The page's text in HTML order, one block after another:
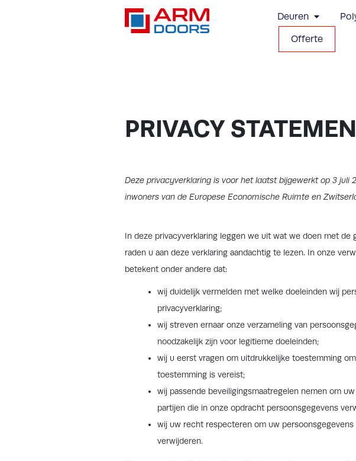
Deuren
Offerte
PRIVACY
Deze privacyverklaring is voor het laatst bijgewerkt op 3
inwoners van de Europese Economische Ruimte en
In deze privacyverklaring leggen we uit wat we doen met de
raden u aan deze verklaring aandachtig te lezen. In onze
betekent onder andere dat:
wij duidelijk vermelden met welke doeleinden wij
privacyverklaring;
wij streven ernaar onze verzameling van
noodzakelijk zijn voor legitieme doeleinden;
wij u eerst vragen om uitdrukkelijke toestemming
toestemming is vereist;
wij passende beveiligingsmaatregelen nemen om
partijen die in onze opdracht persoonsgegevens
wij uw recht respecteren om uw
verwijderen.